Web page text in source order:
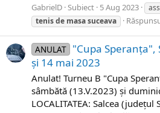
GabrielD Subiect 5 Aug 2023
tenisde masasuceava
ANULAT "Cupa Speranța",
și 14 mai 2023
Anulat! Turneu B "Cupa
sâmbătă (13.V.2023) și
LOCALITATEA: Salcea (județul